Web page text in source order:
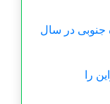
جنوبی در سال
را